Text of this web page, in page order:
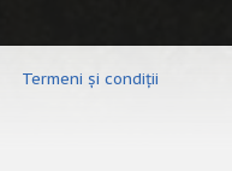
Termeni și condiții